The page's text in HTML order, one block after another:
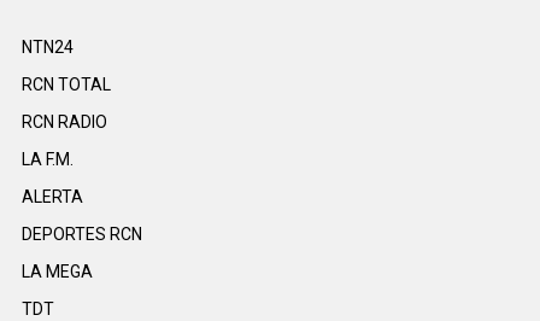
NTN24
RCN TOTAL
RCN RADIO
LA F.M.
ALERTA
DEPORTES RCN
LA MEGA
TDT